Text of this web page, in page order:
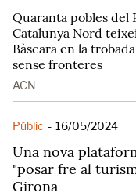
Quaranta pobles del
Catalunya Nord
Bàscara en la
sense fronteres
ACN
Públic - 16/05/2024
Una nova
"posar fre al
Girona